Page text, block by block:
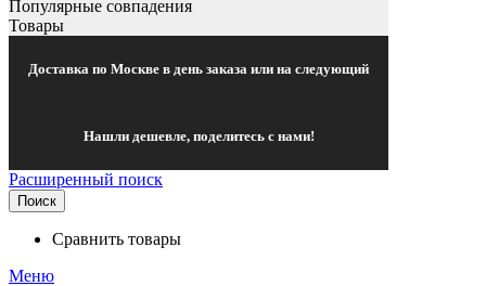
Популярные совпадения
Товары
Доставка по Москве в день заказа или на следующий
Нашли дешевле, поделитесь с нами!
Расширенный поиск
Поиск
Сравнить товары
Меню